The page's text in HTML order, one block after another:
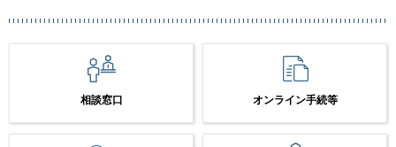
相談窓口 オンライン手続等